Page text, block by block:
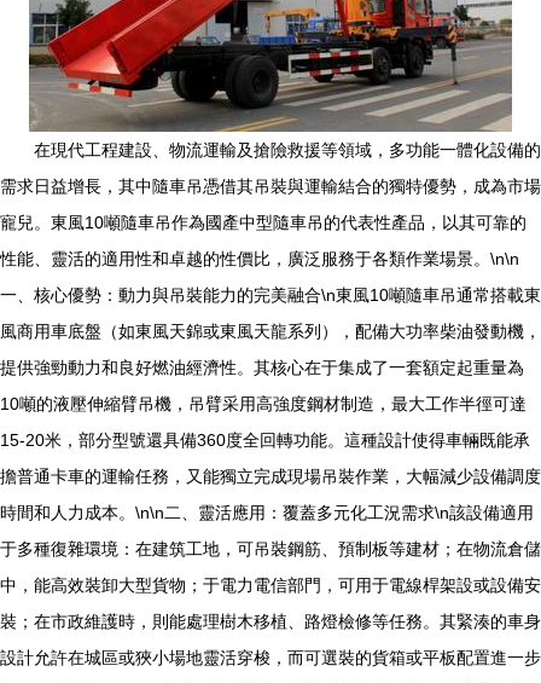
在現代工程建設、物流運輸及搶險救援等領域，多功能一體化設備的
需求日益增長，其中隨車吊憑借其吊裝與運輸結合的獨特優勢，成為市場
寵兒。東風10噸隨車吊作為國產中型隨車吊的代表性產品，以其可靠的
性能、靈活的適用性和卓越的性價比，廣泛服務于各類作業場景。\n\n
一、核心優勢：動力與吊裝能力的完美融合\n東風10噸隨車吊通常搭載東
風商用車底盤（如東風天錦或東風天龍系列），配備大功率柴油發動機，
提供強勁動力和良好燃油經濟性。其核心在于集成了一套額定起重量為
10噸的液壓伸縮臂吊機，吊臂采用高強度鋼材制造，最大工作半徑可達
15-20米，部分型號還具備360度全回轉功能。這種設計使得車輛既能承
擔普通卡車的運輸任務，又能獨立完成現場吊裝作業，大幅減少設備調度
時間和人力成本。\n\n二、靈活應用：覆蓋多元化工況需求\n該設備適用
于多種復雜環境：在建筑工地，可吊裝鋼筋、預制板等建材；在物流倉儲
中，能高效裝卸大型貨物；于電力電信部門，可用于電線桿架設或設備安
裝；在市政維護時，則能處理樹木移植、路燈檢修等任務。其緊湊的車身
設計允許在城區或狹小場地靈活穿梭，而可選裝的貨箱或平板配置進一步